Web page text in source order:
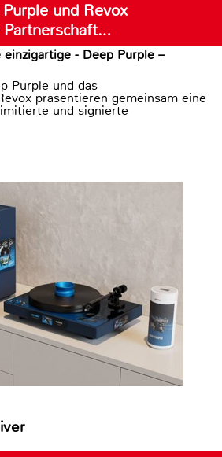
und Revox
Partnerschaft…
- Deep Purple –
Purple und das
präsentieren gemeinsam eine
und signierte